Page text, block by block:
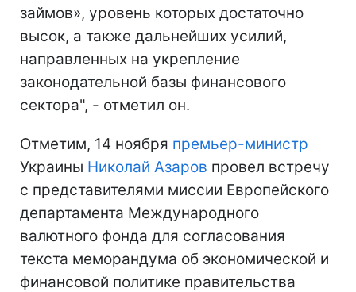
займов», уровень которых достаточно
высок, а также дальнейших усилий,
направленных на укрепление
законодательной базы финансового
сектора", - отметил он.
Отметим, 14 ноября премьер-министр
Украины Николай Азаров провел встречу
с представителями миссии Европейского
департамента Международного
валютного фонда для согласования
текста меморандума об экономической и
финансовой политике правительства